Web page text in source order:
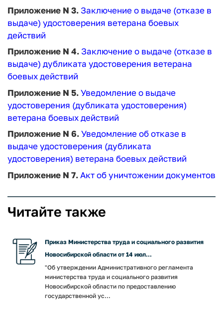
Приложение N 3. Заключение о выдаче (отказе в
выдаче) удостоверения ветерана боевых
действий
Приложение N 4. Заключение о выдаче (отказе в
выдаче) дубликата удостоверения ветерана
боевых действий
Приложение N 5.Уведомление о выдаче
удостоверения (дубликата удостоверения)
ветерана боевых действий
Приложение N 6.Уведомление об отказе в
выдаче удостоверения (дубликата
удостоверения) ветерана боевых действий
Приложение N 7.Акт об уничтожении документов
Читайте также
Приказ Министерства труда и социального развития
Новосибирской области от 14 июл...
"Об утверждении Административного регламента
министерства труда и социального развития
Новосибирской области по предоставлению
государственной ус...